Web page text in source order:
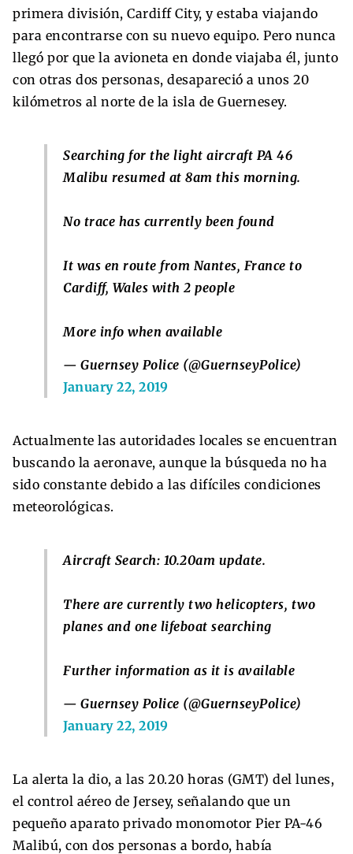
primera división, Cardiff City, y estaba viajando
para encontrarse con su nuevo equipo. Pero nunca
llegó por que la avioneta en donde viajaba él, junto
con otras dos personas, desapareció a unos 20
kilómetros al norte de la isla de Guernesey.
Searching for the light aircraft PA 46
Malibu resumed at 8am this morning.
No trace has currently been found
It was en route from Nantes, France to
Cardiff, Wales with 2 people
More info when available
— Guernsey Police (@GuernseyPolice)
January 22, 2019
Actualmente las autoridades locales se encuentran
buscando la aeronave, aunque la búsqueda no ha
sido constante debido a las difíciles condiciones
meteorológicas.
Aircraft Search: 10.20am update.
There are currently two helicopters, two
planes and one lifeboat searching
Further information as it is available
— Guernsey Police (@GuernseyPolice)
January 22, 2019
La alerta la dio, a las 20.20 horas (GMT) del lunes,
el control aéreo de Jersey, señalando que un
pequeño aparato privado monomotor Pier PA-46
Malibú, con dos personas a bordo, había